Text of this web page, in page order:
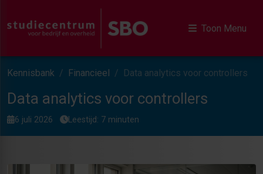
Toon Menu
Kennisbank Financieel Data analytics voor controllers
Data analytics voor controllers
6 juli 2026 Leestijd: 7 minuten